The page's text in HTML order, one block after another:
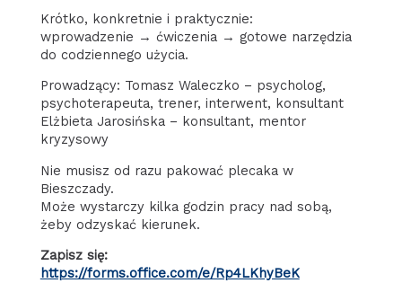
Krótko, konkretnie i praktycznie:
wprowadzenie → ćwiczenia → gotowe narzędzia
do codziennego użycia.
Prowadzący: Tomasz Waleczko – psycholog,
psychoterapeuta, trener, interwent, konsultant
Elżbieta Jarosińska – konsultant, mentor
kryzysowy
Nie musisz od razu pakować plecaka w
Bieszczady.
Może wystarczy kilka godzin pracy nad sobą,
żeby odzyskać kierunek.
Zapisz się:
https://forms.office.com/e/Rp4LKhyBeK